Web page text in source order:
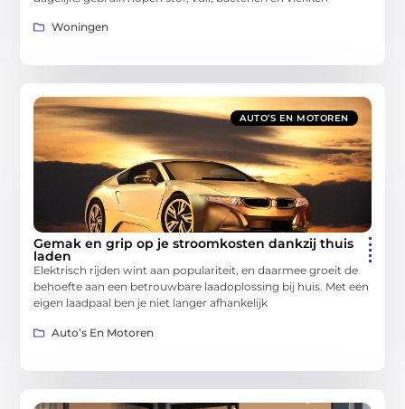
Woningen
AUTO’S EN MOTOREN
Gemak en grip op je stroomkosten dankzij thuis
laden
Elektrisch rijden wint aan populariteit, en daarmee groeit de
behoefte aan een betrouwbare laadoplossing bij huis. Met een
eigen laadpaal ben je niet langer afhankelijk
Auto’s En Motoren